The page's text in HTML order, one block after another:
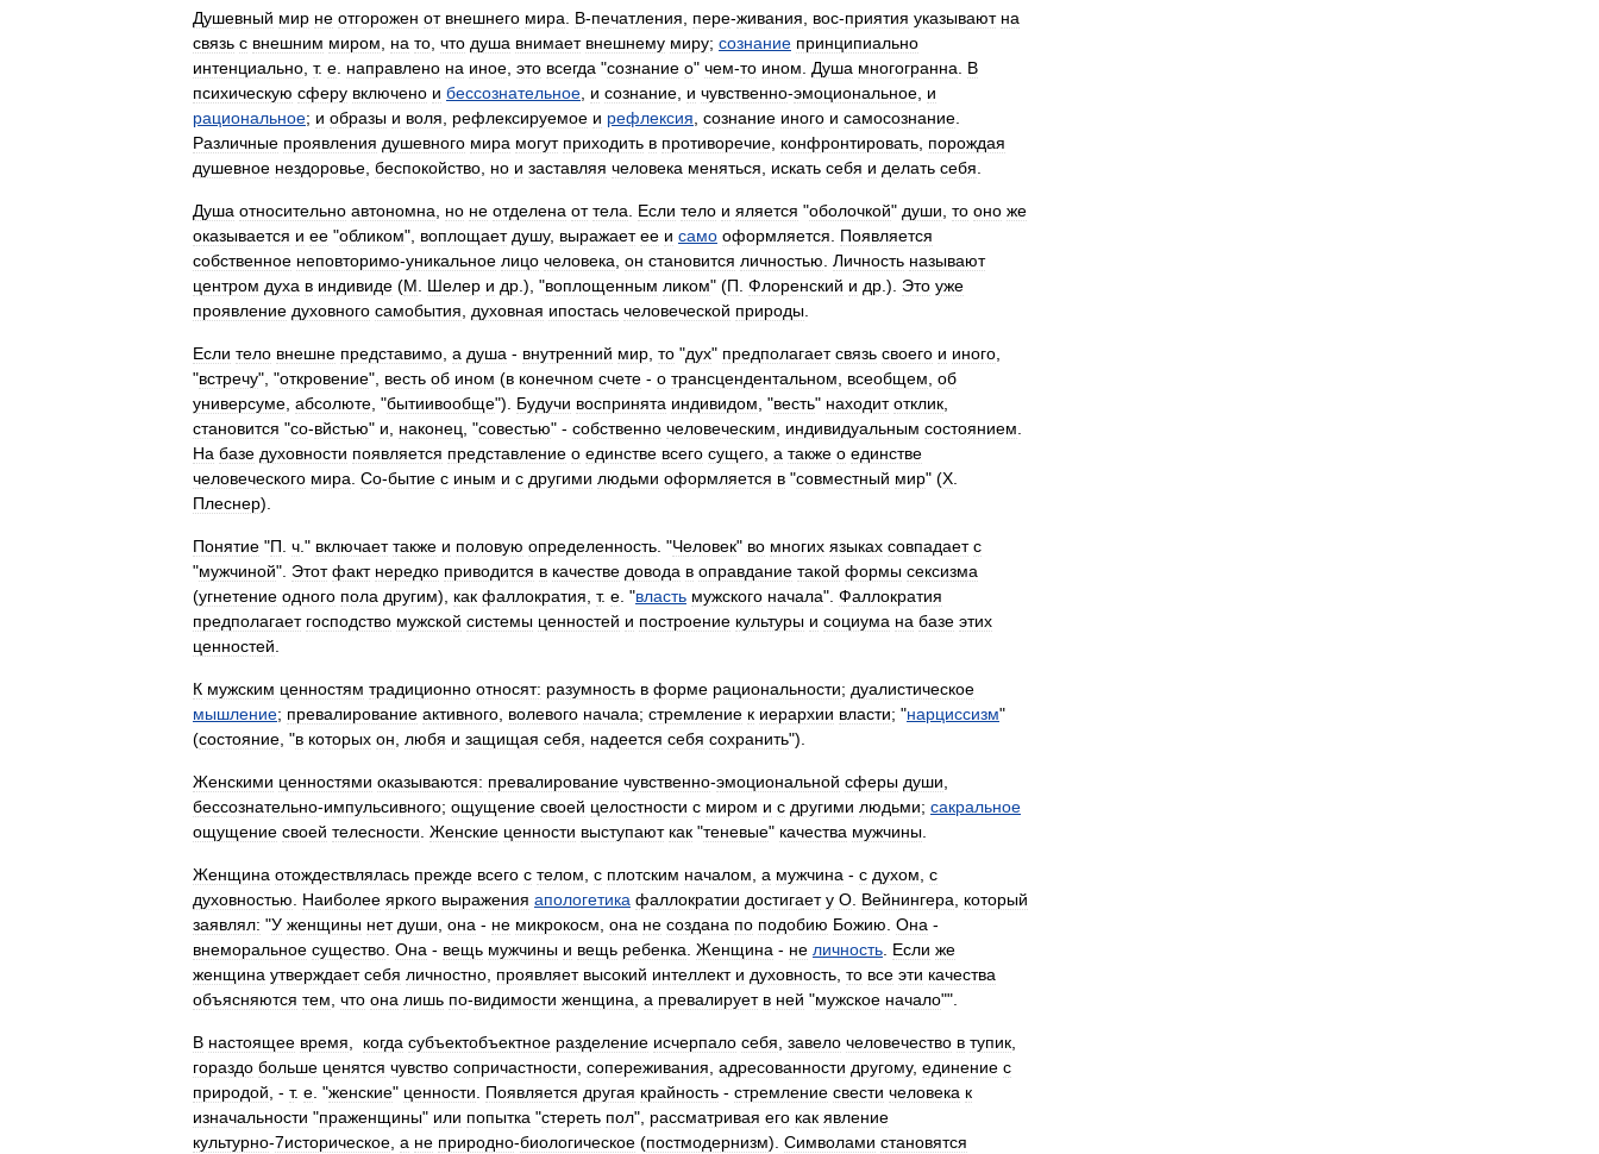
Душевный мир не отгорожен от внешнего мира В-печатления пере-живания вос-приятия указывают на
связь с внешним миром на то что душа внимает внешнему миру; сознание принципиально
интенциально т. е направлено на иное это всегда "сознание о" чем-то ином Душа многогранна
В
психическую сферу включено и бессознательное и сознание и чувственно-эмоциональное и
рациональное; и образы и воля рефлексируемое и рефлексия сознание иного и самосознание
Различные проявления душевного мира могут приходить в противоречие конфронтировать порождая
душевное нездоровье беспокойство но и заставляя человека меняться искать себя и делать себя
Душа относительно автономна но не отделена от тела Если тело и яляется "оболочкой" души то оно же
оказывается и ее "обликом", воплощает душу, выражает ее и само оформляется
Появляется
собственное неповторимо-уникальное лицо человека он становится личностью Личность называют
центром духа в индивиде (М Шелер и др .), "воплощенным ликом" (П Флоренский и др .). Это уже
проявление духовного самобытия духовная ипостась человеческой природы
Если тело внешне представимо а душа - внутренний мир то "дух" предполагает связь своего и иного
"встречу", "откровение", весть об ином (в конечном счете - о трансцендентальном всеобщем об
универсуме абсолюте , "бытиивообще"). Будучи воспринята индивидом , "весть" находит отклик
становится "со-вйстью" и наконец , "совестью" - собственно человеческим индивидуальным состоянием
На базе духовности появляется представление о единстве всего сущего а также о единстве
человеческого мира Со-бытие с иным и с другими людьми оформляется в "совместный мир" (X
Плеснер).
Понятие "П ч ." включает также и половую определенность . "Человек" во многих языках совпадает с
"мужчиной". Этот факт нередко приводится в качестве довода в оправдание такой формы сексизма
(угнетение одного пола другим), как фаллократия т. е . "власть мужского начала". Фаллократия
предполагает господство мужской системы ценностей и построение культуры и социума на базе этих
ценностей
К мужским ценностям традиционно относят: разумность в форме рациональности; дуалистическое
мышление; превалирование активного волевого начала; стремление к иерархии власти; "нарциссизм"
(состояние , "в которых он любя и защищая себя надеется себя сохранить").
Женскими ценностями оказываются: превалирование чувственно-эмоциональной сферы души
бессознательно-импульсивного; ощущение своей целостности с миром и с другими людьми; сакральное
ощущение своей телесности Женские ценности выступают как "теневые" качества мужчины
Женщина отождествлялась прежде всего с телом с плотским началом а мужчина - с духом с
духовностью
Наиболее яркого выражения апологетика фаллократии достигает у О Вейнингера
который
заявлял: "У женщины нет души она - не микрокосм она не создана по подобию Божию Она -
внеморальное существо Она - вещь мужчины и вещь ребенка Женщина - не личность Если же
женщина утверждает себя личностно проявляет высокий интеллект и духовность то все эти качества
объясняются тем что она лишь по-видимости женщина а превалирует в ней "мужское начало"".
В настоящее время когда субъектобъектное разделение исчерпало себя завело человечество в тупик
гораздо больше ценятся чувство сопричастности сопереживания адресованности другому, единение с
природой , - т. е . "женские" ценности Появляется другая крайность - стремление свести человека к
изначальности "праженщины" или попытка "стереть пол", рассматривая его как явление
культурно-7историческое а не природно-биологическое (постмодернизм). Символами становятся